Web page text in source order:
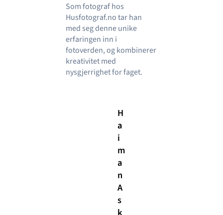
Som fotograf hos
Husfotograf.no tar han
med seg denne unike
erfaringen inn i
fotoverden, og kombinerer
kreativitet med
nysgjerrighet for faget.
H
a
i
m
a
n
A
s
k